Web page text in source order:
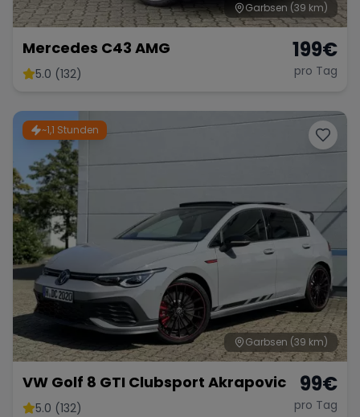
Garbsen (39 km)
Mercedes C43 AMG
5.0 (132)
199€
pro Tag
~1,1 Stunden
Garbsen (39 km)
VW Golf 8 GTI Clubsport Akrapovic
5.0 (132)
99€
pro Tag